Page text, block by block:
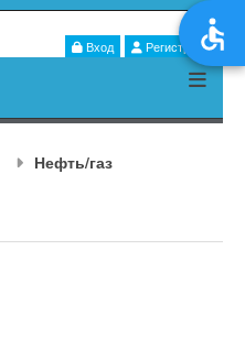
Вход Регистрация
Нефть/газ